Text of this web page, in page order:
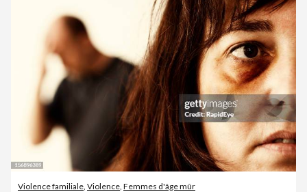
Violence familiale Violence Femmes d'âge mûr